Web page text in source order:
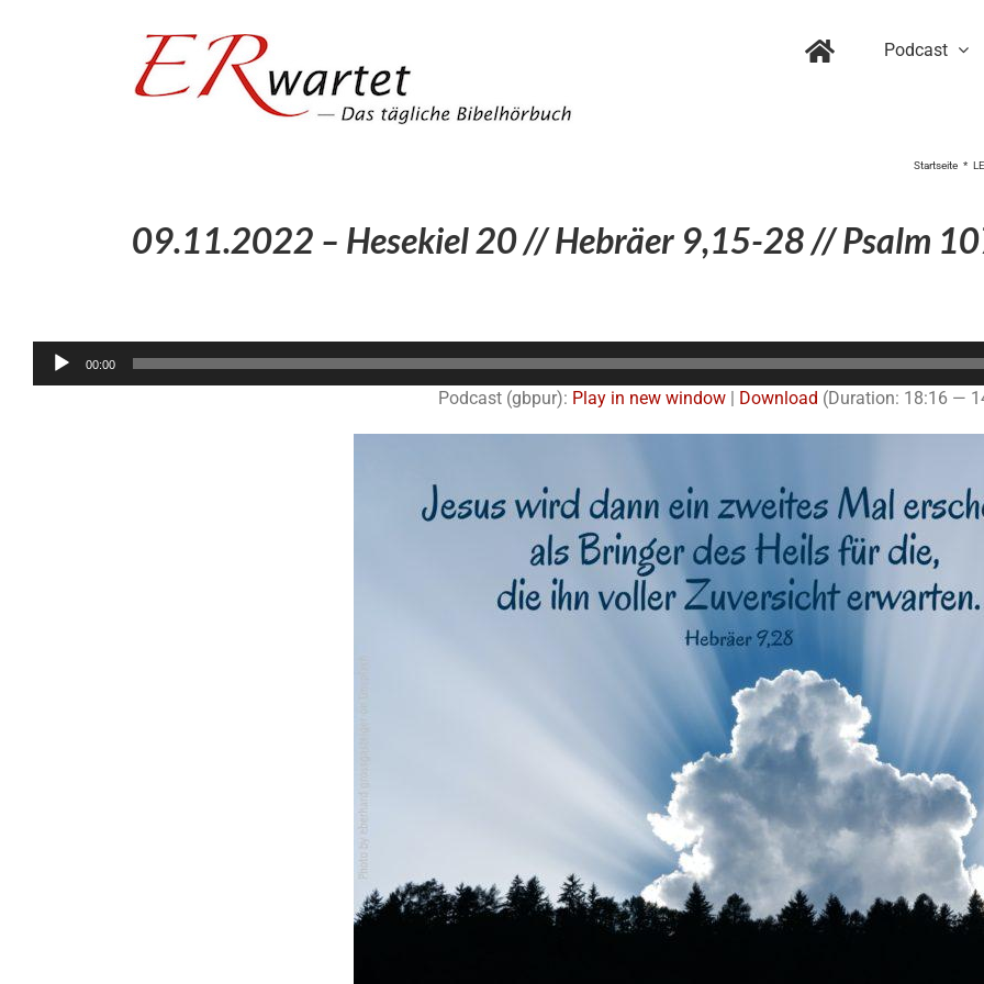
Podcast
Startseite
09.11.2022 – Hesekiel 20 // Hebräer 9,15-28 // Psalm
Audio-
00:00
Podcast (gbpur): Play in new window | Download (Duration: 18:16 —